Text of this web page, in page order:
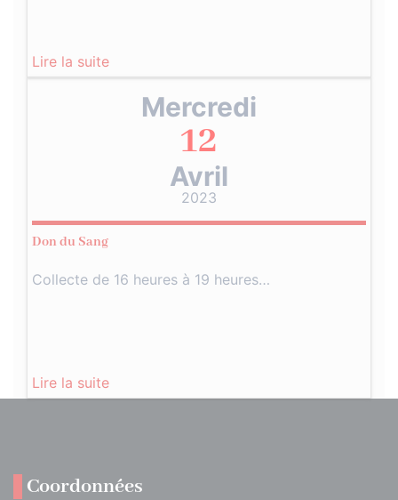
Lire la suite
Mercredi
12
Avril
2023
Don du Sang
Collecte de 16 heures à 19 heures…
Lire la suite
Coordonnées